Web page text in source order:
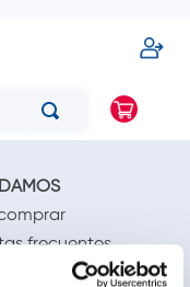
frecuentes